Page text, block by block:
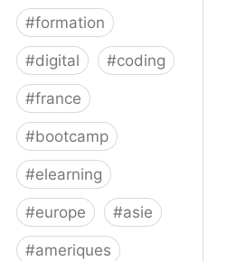
#formation
#digital #coding
#france
#bootcamp
#elearning
#europe #asie
#ameriques